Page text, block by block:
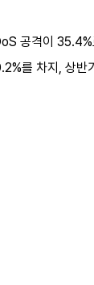
공격이
를 차지, 상반